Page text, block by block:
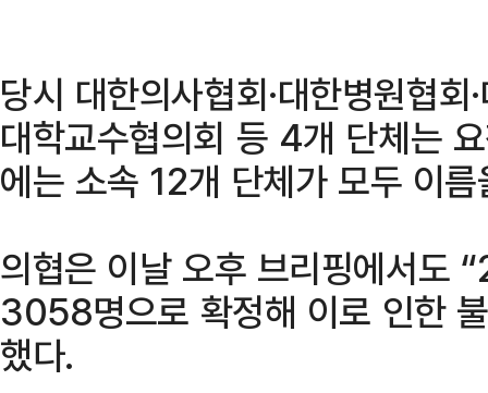
당시 대한의사협회·대한병원협회
대학교수협의회 등 4개 단체는
에는 소속 12개 단체가 모두 이
의협은 이날 오후 브리핑에서도
3058명으로 확정해 이로 인한
했다.